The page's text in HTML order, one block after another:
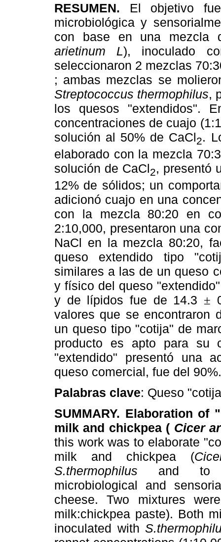
RESUMEN. El objetivo
microbiológica y
con base en una mezcla
arietinum L), inoculado
seleccionaron 2 mezclas
; ambas mezclas se
Streptococcus thermophilus,
los quesos "extendidos".
concentraciones de cuajo
solución al 50% de CaCl2.
elaborado con la mezcla
solución de CaCl2, presentó
12% de sólidos; un
adicionó cuajo en una
con la mezcla 80:20 en
2:10,000, presentaron una
NaCl en la mezcla 80:20,
queso extendido tipo
similares a las de un queso
y físico del queso
y de lípidos fue de 14.3 ±
valores que se encontraron
un queso tipo "cotija" de
producto es apto para su
"extendido" presentó una
queso comercial, fue del 90%.
Palabras clave: Queso
SUMMARY. Elaboration
milk and chickpea ( Cicer
this work was to elaborate
milk and chickpea (
S.thermophilus and to
microbiological and
cheese. Two mixtures
milk:chickpea paste). Both
inoculated with